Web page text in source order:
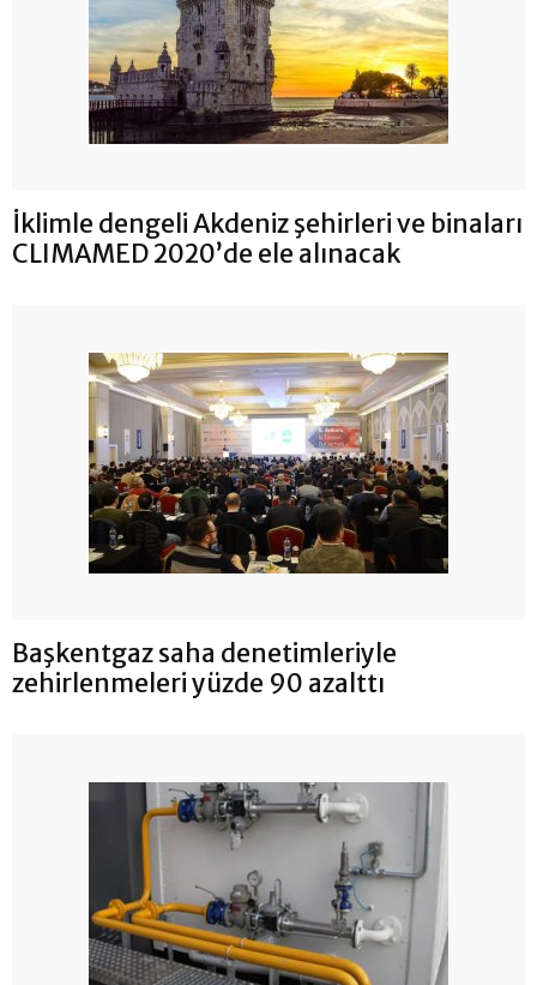
İklimle dengeli Akdeniz şehirleri ve binaları
CLIMAMED 2020’de ele alınacak
Başkentgaz saha denetimleriyle
zehirlenmeleri yüzde 90 azalttı